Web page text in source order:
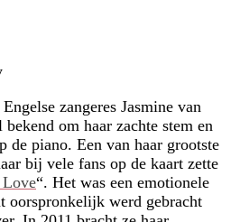
zangeres Jasmine van
om haar zachte stem en
de piano. Een van haar grootste
bij vele fans op de kaart zette
“. Het was een emotionele
oorspronkelijk werd gebracht